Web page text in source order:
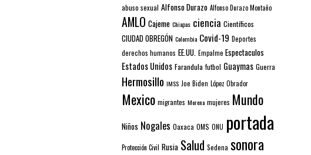
abuso sexual Alfonso Durazo Alfonso Durazo Montaño
AMLO Cajeme Chiapas ciencia Científicos
CIUDAD OBREGÓN Colombia Covid-19 Deportes
derechos humanos EE.UU. Empalme Espectaculos
Estados Unidos Farandula futbol Guaymas Guerra
Hermosillo IMSS Joe Biden López Obrador
Mexico migrantes Morena mujeres Mundo
Niños Nogales Oaxaca OMS ONU portada
Protección Civil Rusia Salud Sedena sonora